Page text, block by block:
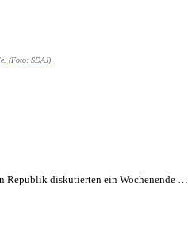
(Foto: SDAJ)
Republik diskutierten ein Wochenende …